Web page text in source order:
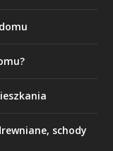
schody